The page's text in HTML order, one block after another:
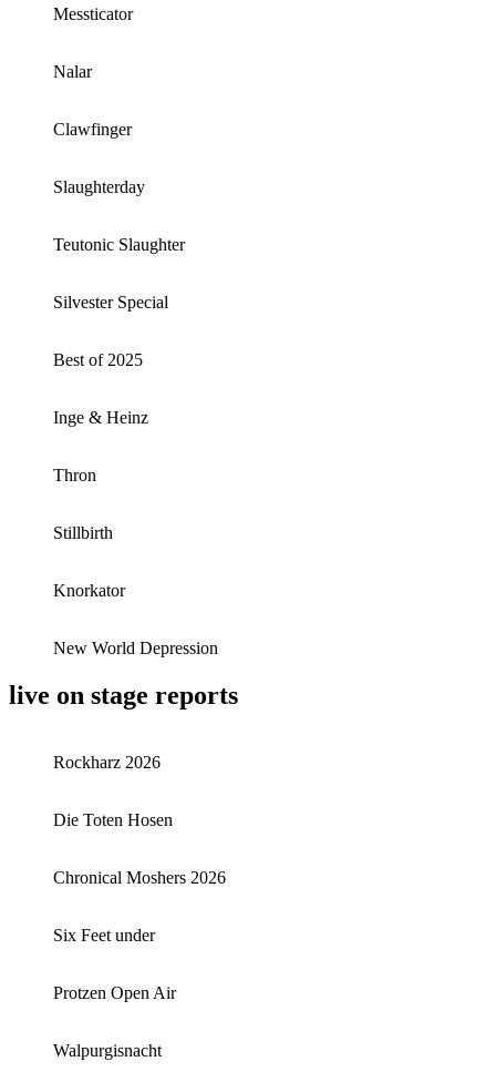
Messticator
Nalar
Clawfinger
Slaughterday
Teutonic Slaughter
Silvester Special
Best of 2025
Inge & Heinz
Thron
Stillbirth
Knorkator
New World Depression
live on stage reports
Rockharz 2026
Die Toten Hosen
Chronical Moshers 2026
Six Feet under
Protzen Open Air
Walpurgisnacht